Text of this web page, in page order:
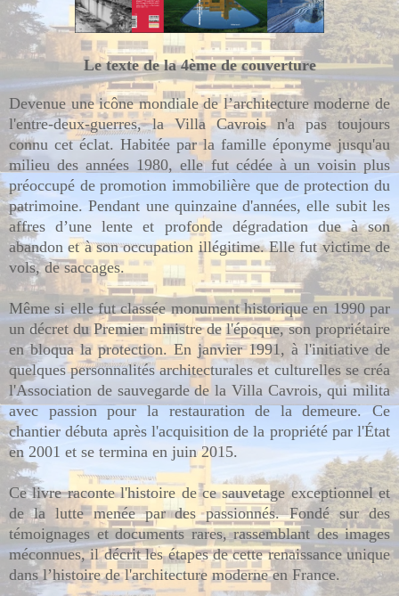
Le texte de la 4ème de couverture
Devenue une icône mondiale de l’architecture moderne de
l'entre-deux-guerres, la Villa Cavrois n'a pas toujours
connu cet éclat. Habitée par la famille éponyme jusqu'au
milieu desannées 1980, elle fut cédée à un voisin plus
préoccupé de promotion immobilière que de protection du
patrimoine. Pendant une quinzaine d'années, elle subit les
affres d’une lente et profonde dégradation due à son
abandon et à son occupation illégitime. Elle fut victime de
vols, de saccages.
Même si elle fut classée monument historique en 1990 par
un décret du Premier ministre de l'époque, son propriétaire
en bloqua la protection. En janvier 1991, à l'initiative de
quelques personnalités architecturales et culturelles se créa
l'Association de sauvegarde de la Villa Cavrois, qui milita
avec passion pour la restauration de la demeure. Ce
chantier débuta après l'acquisition de la propriété par l'État
en 2001 et se termina en juin 2015.
Ce livre raconte l'histoire de ce sauvetage exceptionnel et
de la lutte menée par des passionnés. Fondé sur des
témoignages et documents rares, rassemblant des images
méconnues, il décrit les étapes de cette renaissance unique
dans l’histoire de l'architecture moderne en France.